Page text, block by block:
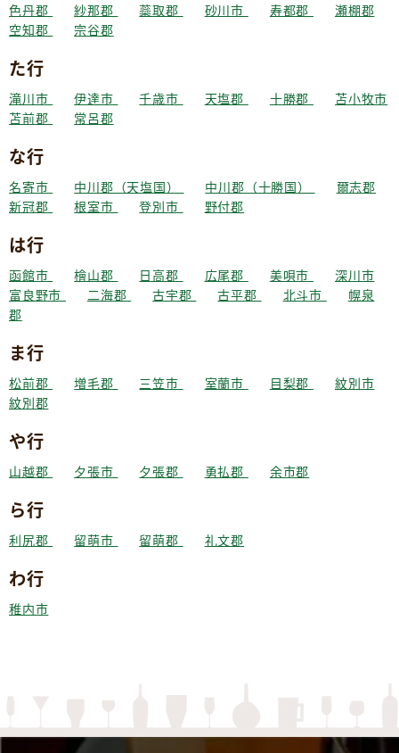
色丹郡
紗那郡 蘂取郡 砂川市 寿都郡
瀬棚郡
空知郡
宗谷郡
た行
滝川市 伊達市 千歳市 天塩郡 十勝郡
苫小牧市
苫前郡
常呂郡
な行
名寄市 中川郡（天塩国） 中川郡（十勝国）
爾志郡
新冠郡
根室市 登別市 野付郡
は行
函館市 檜山郡 日高郡 広尾郡 美唄市
深川市
富良野市
二海郡 古宇郡 古平郡 北斗市
幌泉
郡
ま行
松前郡 増毛郡 三笠市 室蘭市 目梨郡
紋別市
紋別郡
や行
山越郡 夕張市 夕張郡 勇払郡 余市郡
ら行
利尻郡 留萌市 留萌郡 礼文郡
わ行
稚内市